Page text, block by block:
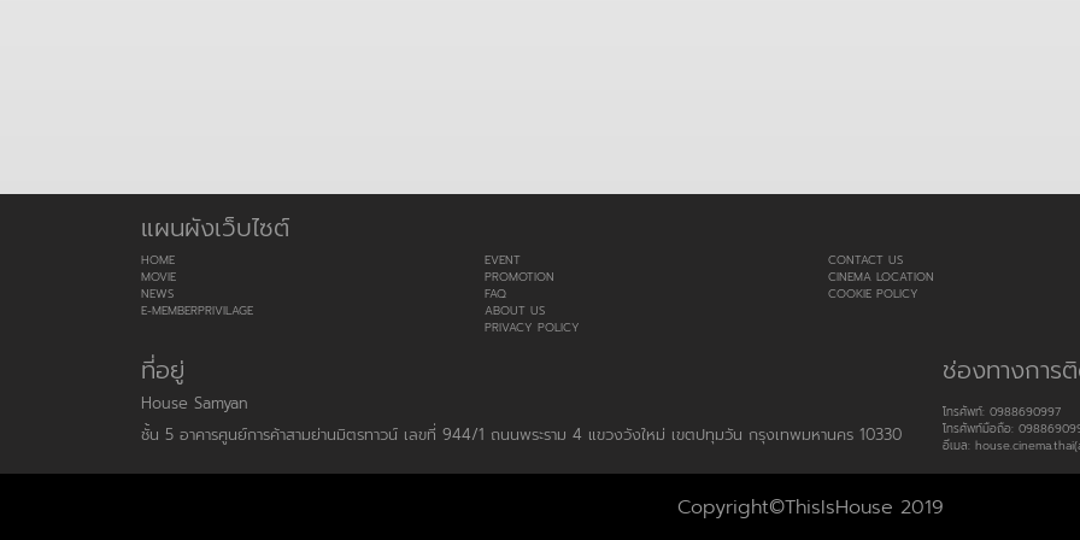
แผนผังเว็บไซต์
HOME
MOVIE
NEWS
E-MEMBERPRIVILAGE
EVENT
PROMOTION
FAQ
ABOUT US
PRIVACY POLICY
CONTACT US
CINEMA LOCATION
COOKIE POLICY
ที่อยู่
House Samyan
ชั้น 5 อาคารศูนย์การค้าสามย่านมิตรทาวน์ เลขที่ 944/1 ถนนพระราม 4 แขวงวังใหม่ เขตปทุมวัน กรุงเทพมหานคร 10330
ช่องทางการ
โทรศัพท์: 0988690997
โทรศัพท์มือถือ:
อีเมล:
Copyright©ThisIsHouse 2019